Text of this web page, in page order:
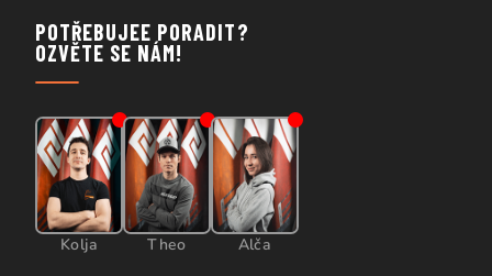
POTŘEBUJEE PORADIT?
OZVĚTE SE NÁM!
Kolja Theo Alča